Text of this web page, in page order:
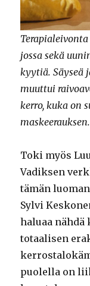
jossa sekä
kyytiä. Säyseä
muuttui
kerro, kuka on
Toki myös
Vadiksen
tämän
Sylvi
haluaa
totaalisen
puolella on